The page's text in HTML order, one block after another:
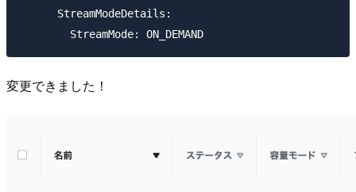
      StreamModeDetails:
変更できました！